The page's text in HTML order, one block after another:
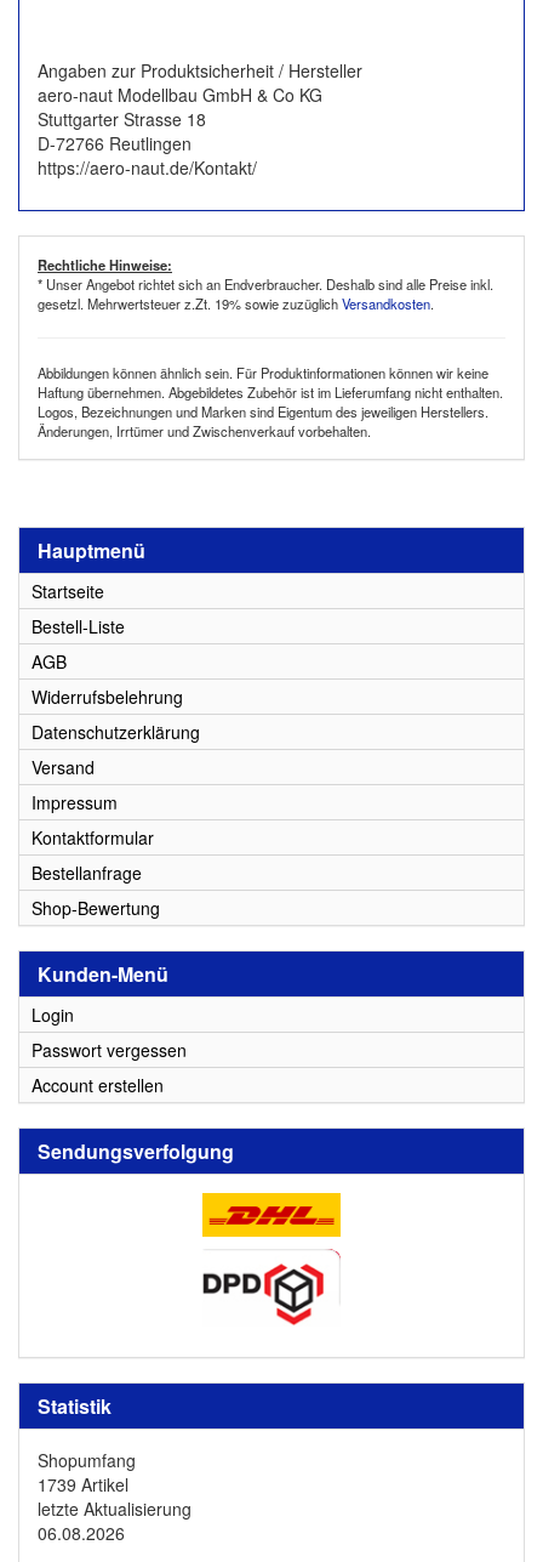
Angaben zur Produktsicherheit / Hersteller
aero-naut Modellbau GmbH & Co KG
Stuttgarter Strasse 18
D-72766 Reutlingen
https://aero-naut.de/Kontakt/
Rechtliche Hinweise:
* Unser Angebot richtet sich an Endverbraucher. Deshalb sind alle Preise inkl.
gesetzl. Mehrwertsteuer z.Zt. 19% sowie zuzüglichVersandkosten.
Abbildungen können ähnlich sein. Für Produktinformationen können wir keine
Haftung übernehmen. Abgebildetes Zubehör ist im Lieferumfang nicht enthalten.
Logos, Bezeichnungen und Marken sind Eigentum des jeweiligen Herstellers.
Änderungen, Irrtümer und Zwischenverkauf vorbehalten.
Hauptmenü
Startseite
Bestell-Liste
AGB
Widerrufsbelehrung
Datenschutzerklärung
Versand
Impressum
Kontaktformular
Bestellanfrage
Shop-Bewertung
Kunden-Menü
Login
Passwort vergessen
Account erstellen
Sendungsverfolgung
Statistik
Shopumfang
1739 Artikel
letzte Aktualisierung
06.08.2026